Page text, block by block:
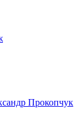
Прокопчук